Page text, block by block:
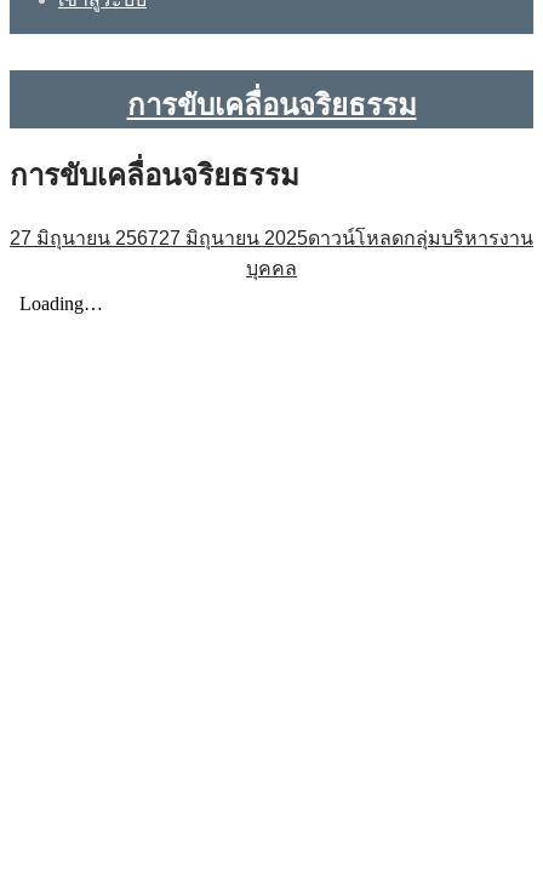
การขับเคลื่อนจริยธรรม
การขับเคลื่อนจริยธรรม
27 มิถุนายน 256727 มิถุนายน 2025ดาวน์โหลดกลุ่มบริหารงาน
บุคคล